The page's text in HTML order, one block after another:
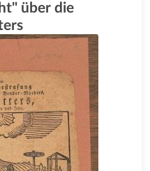
über die